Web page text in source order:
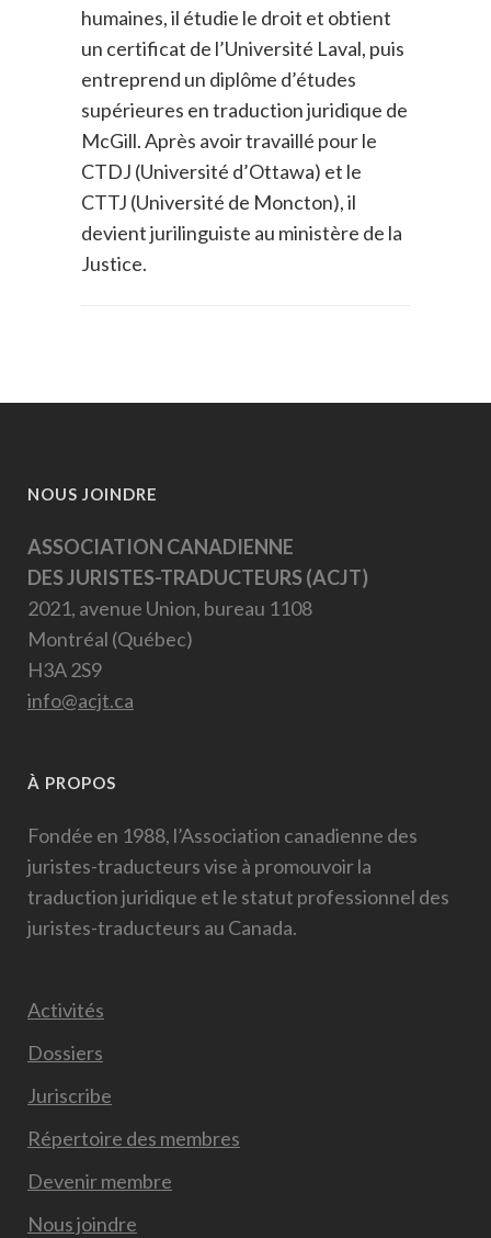
humaines, il étudie le droit et obtient
un certificat de l’Université Laval, puis
entreprend un diplôme d’études
supérieures en traduction juridique de
McGill. Après avoir travaillé pour le
CTDJ (Université d’Ottawa) et le
CTTJ (Université de Moncton), il
devient jurilinguiste au ministère de la
Justice.
NOUS JOINDRE
ASSOCIATION CANADIENNE
DES JURISTES-TRADUCTEURS (ACJT)
2021, avenue Union, bureau 1108
Montréal (Québec)
H3A 2S9
info@acjt.ca
À PROPOS
Fondée en 1988, l’Association canadienne des
juristes-traducteurs vise à promouvoir la
traduction juridique et le statut professionnel des
juristes-traducteurs au Canada.
Activités
Dossiers
Juriscribe
Répertoire des membres
Devenir membre
Nous joindre